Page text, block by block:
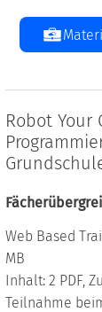
Robot Your
Web Based
MB
Inhalt: 2 PDF,
Teilnahme